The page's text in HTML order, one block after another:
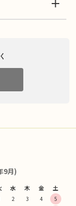
9月)
水 木 金 土
2 3 4
5